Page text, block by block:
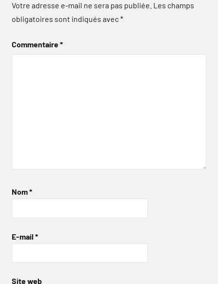
Votre adresse e-mail ne sera pas publiée. Les champs
obligatoires sont indiqués avec*
Commentaire*
Nom*
E-mail *
Site web